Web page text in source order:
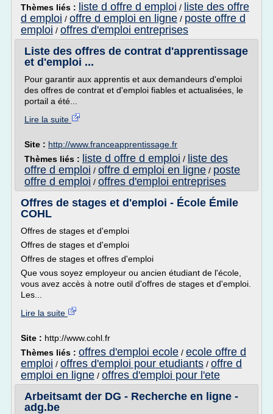
Thèmes liés :
liste d offre d emploi / liste des offre
d emploi / offre d emploi en ligne / poste offre d
emploi / offres d'emploi entreprises
Liste des offres de contrat d'apprentissage
et d'emploi ...
Pour garantir aux apprentis et aux demandeurs d'emploi
des offres de contrat et d'emploi fiables et actualisées, le
portail a été...
Lire la suite
Site : http://www.franceapprentissage.fr
Thèmes liés :
liste d offre d emploi / liste des
offre d emploi / offre d emploi en ligne / poste
offre d emploi / offres d'emploi entreprises
Offres de stages et d'emploi - École Émile
COHL
Offres de stages et d'emploi
Offres de stages et d'emploi
Offres de stages et offres d'emploi
Que vous soyez employeur ou ancien étudiant de l'école,
vous avez accès à notre outil d'offres de stages et d'emploi.
Les...
Lire la suite
Site : http://www.cohl.fr
Thèmes liés : offres d'emploi ecole / ecole offre d
emploi / offres d'emploi pour etudiants / offre d
emploi en ligne / offres d'emploi pour l'ete
Arbeitsamt der DG - Recherche en ligne -
adg.be